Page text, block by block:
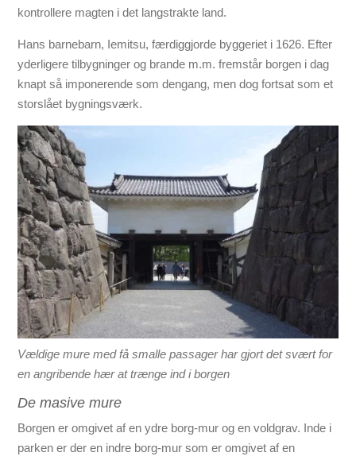
kontrollere magten i det langstrakte land.
Hans barnebarn, Iemitsu, færdiggjorde byggeriet i 1626. Efter
yderligere tilbygninger og brande m.m. fremstår borgen i dag
knapt så imponerende som dengang, men dog fortsat som et
storslået bygningsværk.
Vældige mure med få smalle passager har gjort det svært for
en angribende hær at trænge ind i borgen
De masive mure
Borgen er omgivet af en ydre borg-mur og en voldgrav. Inde i
parken er der en indre borg-mur som er omgivet af en